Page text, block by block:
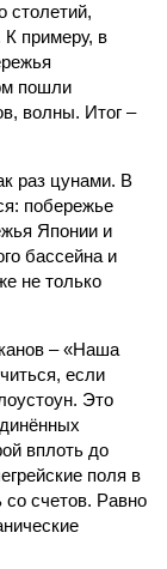
столетий,
К примеру, в
пошли
волны. Итог –
раз цунами. В
побережье
Японии и
бассейна и
не только
– «Наша
если
Это
вплоть до
поля в
со счетов. Равно